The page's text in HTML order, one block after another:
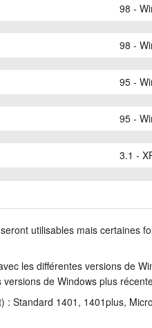
98 -
98 -
95 -
95 -
3.1 -
utilisables mais certaines
les différentes versions de
de Windows plus
Standard 1401, 1401plus,